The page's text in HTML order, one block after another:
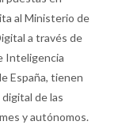
al Ministerio de
a través de
Inteligencia
España, tienen
de las
y autónomos.